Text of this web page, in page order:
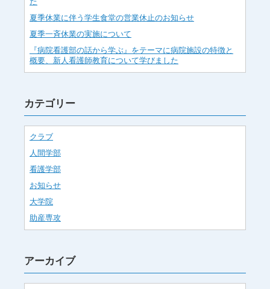
夏季休業に伴う学生食堂の営業休止のお知らせ
夏季一斉休業の実施について
『病院看護部の話から学ぶ』をテーマに病院施設の特徴と
概要、新人看護師教育について学びました
カテゴリー
クラブ
人間学部
看護学部
お知らせ
大学院
助産専攻
アーカイブ